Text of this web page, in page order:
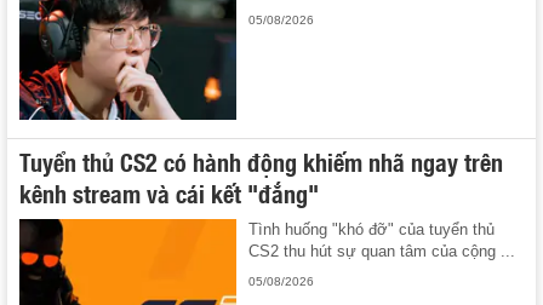
05/08/2026
Tuyển thủ CS2 có hành động khiếm nhã ngay trên
kênh stream và cái kết "đắng"
Tình huống "khó đỡ" của tuyển thủ
CS2 thu hút sự quan tâm của cộng ...
05/08/2026